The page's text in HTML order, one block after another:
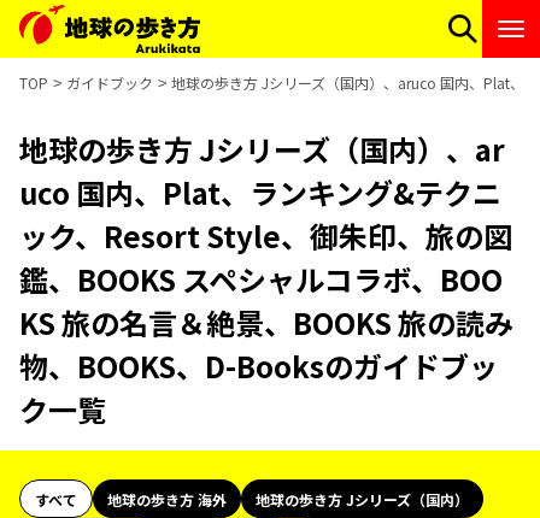
TOP ガイドブック 地球の歩き方 Jシリーズ（国内）、aruco 国内、Plat、
地球の歩き方 Jシリーズ（国内）、ar
uco 国内、Plat、ランキング&テクニ
ック、Resort Style、御朱印、旅の図
鑑、BOOKS スペシャルコラボ、BOO
KS 旅の名言＆絶景、BOOKS 旅の読み
物、BOOKS、D-Booksのガイドブッ
ク一覧
すべて 地球の歩き方 海外
地球の歩き方 Jシリーズ（国内）